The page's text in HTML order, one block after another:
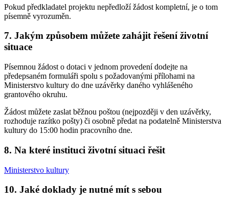
Pokud předkladatel projektu nepředloží žádost kompletní, je o tom
písemně vyrozuměn.
7. Jakým způsobem můžete zahájit řešení životní
situace
Písemnou žádost o dotaci v jednom provedení dodejte na
předepsaném formuláři spolu s požadovanými přílohami na
Ministerstvo kultury do dne uzávěrky daného vyhlášeného
grantového okruhu.
Žádost můžete zaslat běžnou poštou (nejpozději v den uzávěrky,
rozhoduje razítko pošty) či osobně předat na podatelně Ministerstva
kultury do 15:00 hodin pracovního dne.
8. Na které instituci životní situaci řešit
Ministerstvo kultury
10. Jaké doklady je nutné mít s sebou